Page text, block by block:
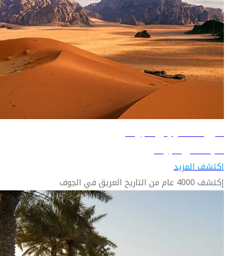
دليل السفر إلى الجوف
تعرّف على الجوف
اكتشف المزيد
إكتشف 4000 عام من التاريخ العريق في الجوف